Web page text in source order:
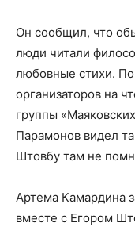
Он сообщил, что
люди читали
любовные стихи.
организаторов на
группы
Парамонов видел
Штовбу там не
Артема Камардина
вместе с Егором